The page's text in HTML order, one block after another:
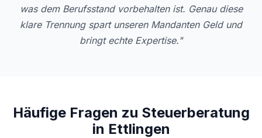
was dem Berufsstand vorbehalten ist. Genau diese
klare Trennung spart unseren Mandanten Geld und
bringt echte Expertise."
Häufige Fragen zu Steuerberatung
in Ettlingen